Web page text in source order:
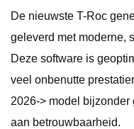
De nieuwste T-Roc
geleverd met moderne,
Deze software is
veel onbenutte
2026-> model
aan betrouwbaarheid.